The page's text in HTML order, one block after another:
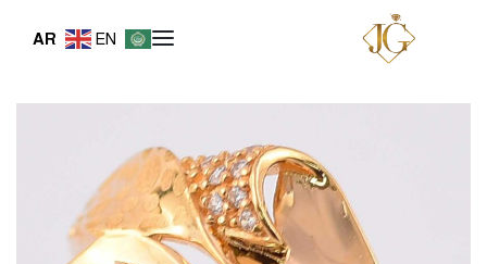
AR EN